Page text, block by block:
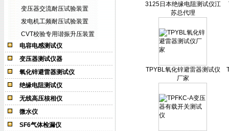
变压器交流耐压试验装置
发电机工频耐压试验装置
CVT校验专用谐振升压装置
电容电感测试仪
变压器测试仪器
氧化锌避雷器测试仪
绝缘电阻测试仪
无线高压核相仪
微水仪
SF6气体检漏仪
3125日本绝缘电阻测试仪江
苏总代理
TPYBL氧化锌避雷器测试仪
厂家